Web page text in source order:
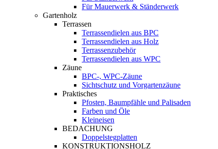
Für Mauerwerk & Ständerwerk
Gartenholz
Terrassen
Terrassendielen aus BPC
Terrassendielen aus Holz
Terrassenzubehör
Terrassendielen aus WPC
Zäune
BPC-, WPC-Zäune
Sichtschutz und Vorgartenzäune
Praktisches
Pfosten, Baumpfähle und Palisaden
Farben und Öle
Kleineisen
BEDACHUNG
Doppelstegplatten
KONSTRUKTIONSHOLZ